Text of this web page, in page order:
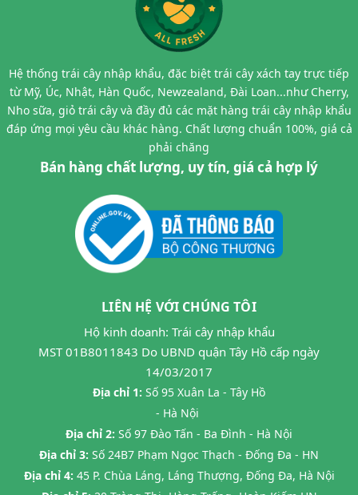
Hệ thống trái cây nhập khẩu, đặc biệt trái cây xách tay trực tiếp
từ Mỹ, Úc, Nhật, Hàn Quốc, Newzealand, Đài Loan...như Cherry,
Nho sữa, giỏ trái cây và đầy đủ các mặt hàng trái cây nhập khẩu
đáp ứng mọi yêu cầu khác hàng. Chất lượng chuẩn 100%, giá cả
phải chăng
Bán hàng chất lượng, uy tín, giá cả hợp lý
LIÊN HỆ VỚI CHÚNG TÔI
Hộ kinh doanh: Trái cây nhập khẩu
MST 01B8011843 Do UBND quận Tây Hồ cấp ngày
14/03/2017
Địa chỉ 1: Số 95 Xuân La - Tây Hồ
- Hà Nội
Địa chỉ 2: Số 97 Đào Tấn - Ba Đình - Hà Nội
Địa chỉ 3: Số 24B7 Phạm Ngọc Thạch - Đống Đa - HN
Địa chỉ 4: 45 P. Chùa Láng, Láng Thượng, Đống Đa, Hà Nội